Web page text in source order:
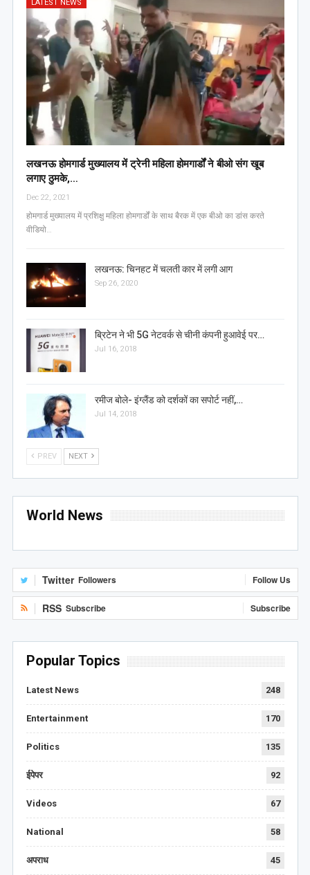
LATEST NEWS
लखनऊ होमगार्ड मुख्यालय में ट्रेनी महिला होमगार्डों ने बीओ संग खूब
लगाए ठुमके,…
Dec 22, 2021
होमगार्ड मुख्यालय में प्रशिक्षु महिला होमगार्डों के साथ बैरक में एक बीओ का डांस करते
वीडियो…
लखनऊ: चिनहट में चलती कार में लगी आग
Sep 26, 2020
ब्रिटेन ने भी 5G नेटवर्क से चीनी कंपनी हुआवेई पर…
Jul 16, 2018
रमीज बोले- इंग्लैंड को दर्शकों का सपोर्ट नहीं,…
Jul 14, 2018
PREV NEXT
World News
Twitter Followers Follow Us
RSS Subscribe Subscribe
Popular Topics
Latest News 248
Entertainment 170
Politics 135
ईपेपर 92
Videos 67
National 58
अपराध 45